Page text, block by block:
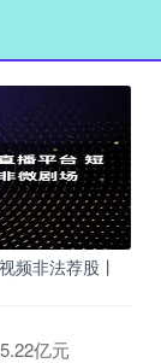
频非法荐股丨
亿元